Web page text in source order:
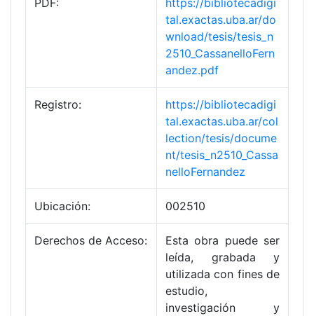
PDF:
https://bibliotecadigi
tal.exactas.uba.ar/do
wnload/tesis/tesis_n
2510_CassanelloFern
andez.pdf
Registro:
https://bibliotecadigi
tal.exactas.uba.ar/col
lection/tesis/docume
nt/tesis_n2510_Cassa
nelloFernandez
Ubicación: 002510
Derechos de Acceso:
Esta obra puede ser
leída, grabada y
utilizada con fines de
estudio,
investigación y